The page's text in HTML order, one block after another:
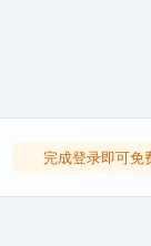
完成登录即可免